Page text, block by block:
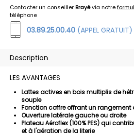
Contacter un conseillerBrayévia notre
téléphone
03.89.25.00.40 (APPEL GRATUIT)
Description
LES AVANTAGES
Lattes actives en bois multiplis de
souple
Fonction coffre offrant un rangement
Ouverture latérale gauche ou droite
Plateau Aéroflex (100% PES) qui
et à l'aération de la literie